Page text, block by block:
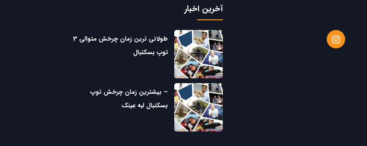
آخرین اخبار
طولانی ترین زمان چرخش متوالی 3
توپ بسکتبال
– بیشترین زمان چرخش توپ
بسکتبال لبه عینک